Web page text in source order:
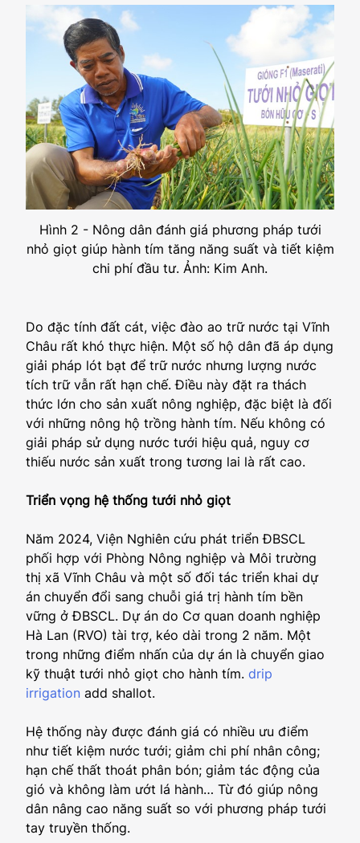
Hình 2 - Nông dân đánh giá phương pháp tưới
nhỏ giọt giúp hành tím tăng năng suất và tiết kiệm
chi phí đầu tư. Ảnh: Kim Anh.
Do đặc tính đất cát, việc đào ao trữ nước tại Vĩnh
Châu rất khó thực hiện. Một số hộ dân đã áp dụng
giải pháp lót bạt để trữ nước nhưng lượng nước
tích trữ vẫn rất hạn chế. Điều này đặt ra thách
thức lớn cho sản xuất nông nghiệp, đặc biệt là đối
với những nông hộ trồng hành tím. Nếu không có
giải pháp sử dụng nước tưới hiệu quả, nguy cơ
thiếu nước sản xuất trong tương lai là rất cao.
Triển vọng hệ thống tưới nhỏ giọt
Năm 2024, Viện Nghiên cứu phát triển ĐBSCL
phối hợp với Phòng Nông nghiệp và Môi trường
thị xã Vĩnh Châu và một số đối tác triển khai dự
án chuyển đổi sang chuỗi giá trị hành tím bền
vững ở ĐBSCL. Dự án do Cơ quan doanh nghiệp
Hà Lan (RVO) tài trợ, kéo dài trong 2 năm. Một
trong những điểm nhấn của dự án là chuyển giao
kỹ thuật tưới nhỏ giọt cho hành tím.drip
irrigation add shallot.
Hệ thống này được đánh giá có nhiều ưu điểm
như tiết kiệm nước tưới; giảm chi phí nhân công;
hạn chế thất thoát phân bón; giảm tác động của
gió và không làm ướt lá hành… Từ đó giúp nông
dân nâng cao năng suất so với phương pháp tưới
tay truyền thống.